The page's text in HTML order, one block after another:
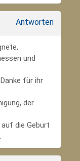
Antworten
und
für ihr
der
die Geburt